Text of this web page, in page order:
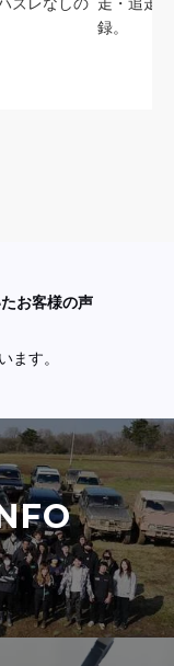
録。
お客様の声
ます。